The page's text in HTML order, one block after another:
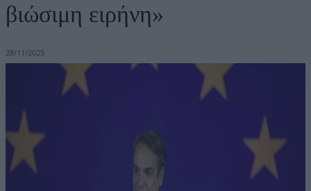
βιώσιμη ειρήνη»
28/11/2025